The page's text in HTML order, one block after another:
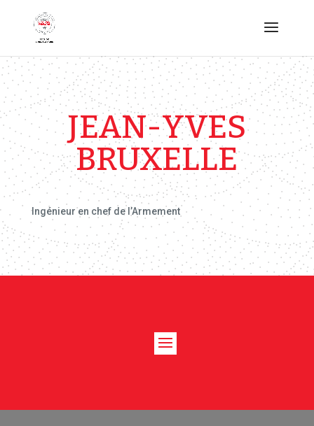
JEAN-YVES
BRUXELLE
Ingénieur en chef de l’Armement